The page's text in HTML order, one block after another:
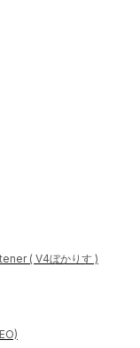
( V4ぼかりす )